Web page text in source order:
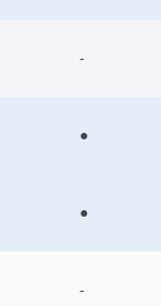
-
●
●
-